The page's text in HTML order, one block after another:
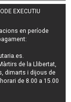
EXECUTIU
en període
:
.
de la Llibertat,
dimarts i dijous de
de 8.00 a 15.00